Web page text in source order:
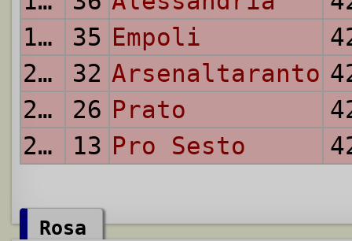
19.
35 Empoli
20.
32 Arsenaltaranto
21.
26 Prato
22.
13 Pro Sesto
Rosa